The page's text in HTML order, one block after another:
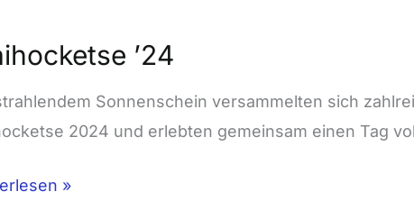
’24
Sonnenschein versammelten sich
2024 und erlebten gemeinsam einen Tag
»